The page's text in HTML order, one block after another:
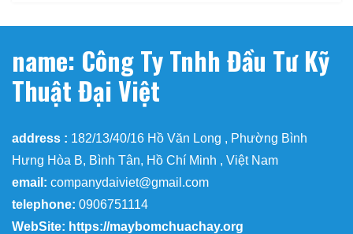
name: Công Ty Tnhh Đầu Tư Kỹ
Thuật Đại Việt
address : 182/13/40/16 Hồ Văn Long , Phường Bình
Hưng Hòa B, Bình Tân, Hồ Chí Minh , Việt Nam
email: companydaiviet@gmail.com
telephone: 0906751114
WebSite: https://maybomchuachay.org